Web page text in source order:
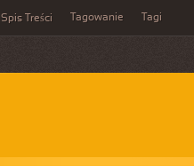
Spis Treści Tagowanie Tagi